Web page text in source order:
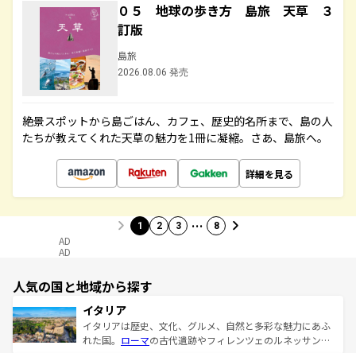
０５ 地球の歩き方 島旅 天草 ３
訂版
島旅
2026.08.06 発売
絶景スポットから島ごはん、カフェ、歴史的名所まで、島の人
たちが教えてくれた天草の魅力を1冊に凝縮。さあ、島旅へ。
詳細を見る
1 2 3 … 8
AD
AD
人気の国と地域から探す
イタリア
イタリアは歴史、文化、グルメ、自然と多彩な魅力にあふ
れた国。 ローマの古代遺跡やフィレンツェのルネッサンス